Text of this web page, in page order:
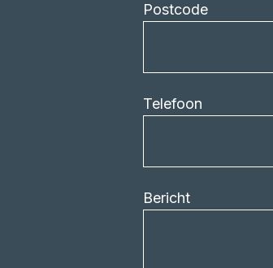
Postcode
Telefoon
Bericht